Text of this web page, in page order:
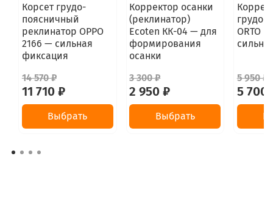
Корсет грудо-
поясничный
реклинатор OPPO
2166 — сильная
фиксация
14 570 ₽
11 710 ₽
Выбрать
Корректор осанки
(реклинатор)
Ecoten КК-04 — для
формирования
осанки
3 300 ₽
2 950 ₽
Выбрать
грудо-
ORTO
5 950 ₽
5 700